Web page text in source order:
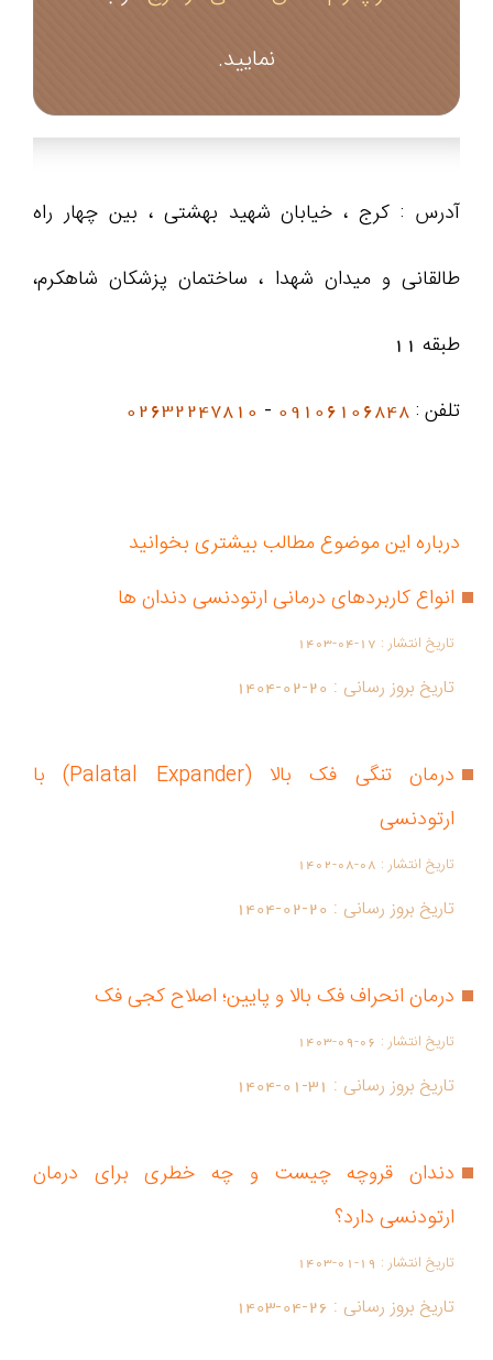
نمایید.
آدرس : کرج ، خیابان شهید بهشتی ، بین چهار راه
طالقانی و میدان شهدا ، ساختمان پزشکان شاهکرم،
طبقه 11
تلفن : 09106106848
-
02632247810
درباره این موضوع مطالب بیشتری بخوانید
انواع کاربردهای درمانی ارتودنسی دندان ها
تاریخ انتشار : 1403-04-17
تاریخ بروز رسانی : 1404-02-20
درمان تنگی فک بالا (Palatal Expander) با
ارتودنسی
تاریخ انتشار : 1402-08-08
تاریخ بروز رسانی : 1404-02-20
درمان انحراف فک بالا و پایین؛ اصلاح کجی فک
تاریخ انتشار : 1403-09-06
تاریخ بروز رسانی : 1404-01-31
دندان قروچه چیست و چه خطری برای درمان
ارتودنسی دارد؟
تاریخ انتشار : 1403-01-19
تاریخ بروز رسانی : 1403-04-26